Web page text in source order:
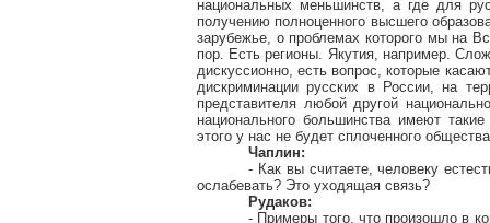
национальных меньшинств, а где для
получению полноценного высшего
зарубежье, о проблемах которого мы на
пор. Есть регионы. Якутия, например.
дискуссионно, есть вопрос, которые
дискриминации русских в России, на
представителя любой другой
национального большинства имеют
этого у нас не будет сплоченного
Чаплин:
- Как вы считаете, человеку
ослабевать? Это уходящая связь?
Рудаков:
- Примеры того, что произошло в